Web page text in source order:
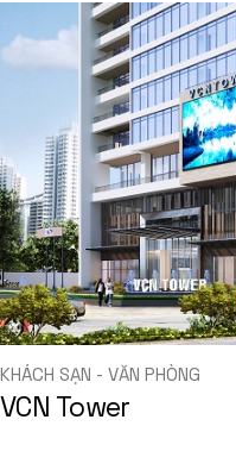
KHÁCH SẠN - VĂN PHÒNG
VCN Tower